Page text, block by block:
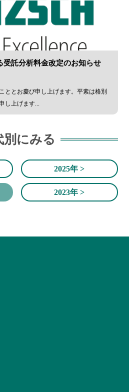
受託分析料金改定のお知らせ
ととお慶び申し上げます。平素は格別
し上げます...
別にみる
2025年 >
2023年 >